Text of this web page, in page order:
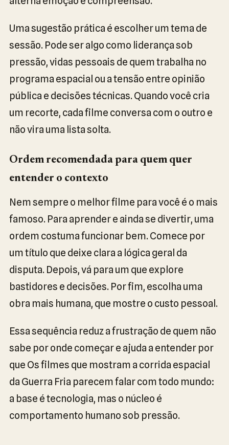
Uma sugestão prática é escolher um tema de
sessão. Pode ser algo como liderança sob
pressão, vidas pessoais de quem trabalha no
programa espacial ou a tensão entre opinião
pública e decisões técnicas. Quando você cria
um recorte, cada filme conversa com o outro e
não vira uma lista solta.
Ordem recomendada para quem quer
entender o contexto
Nem sempre o melhor filme para você é o mais
famoso. Para aprender e ainda se divertir, uma
ordem costuma funcionar bem. Comece por
um título que deixe clara a lógica geral da
disputa. Depois, vá para um que explore
bastidores e decisões. Por fim, escolha uma
obra mais humana, que mostre o custo pessoal.
Essa sequência reduz a frustração de quem não
sabe por onde começar e ajuda a entender por
que Os filmes que mostram a corrida espacial
da Guerra Fria parecem falar com todo mundo:
a base é tecnologia, mas o núcleo é
comportamento humano sob pressão.